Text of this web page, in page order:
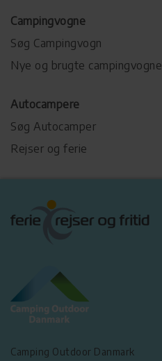
Campingvogne
Søg Campingvogn
Nye og brugte campingvogne
Autocampere
Søg Autocamper
Rejser og ferie
Camping Outdoor Danmark